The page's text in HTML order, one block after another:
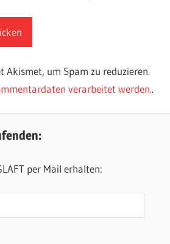
Akismet, um Spam zu reduzieren.
verarbeitet werden..
per Mail erhalten: